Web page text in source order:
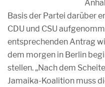
Basis der Partei darüber
CDU und CSU
entsprechenden Antrag
dem morgen in Berlin
stellen. „Nach dem
Jamaika-Koalition muss